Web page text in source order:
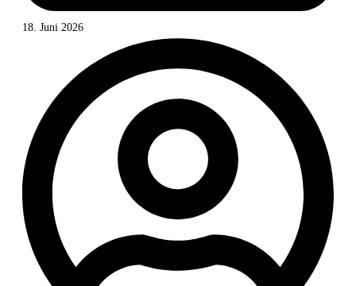
18. Juni 2026